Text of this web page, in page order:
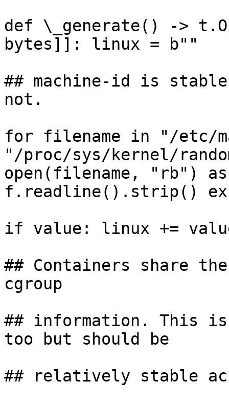
def \_generate() ->
bytes]]: linux = b""
## machine-id is
not.
for filename in "/etc/
"/proc/sys/kernel/
open(filename, "rb")
f.readline().strip()
if value: linux +=
## Containers share
cgroup
## information. This
too but should be
## relatively stable